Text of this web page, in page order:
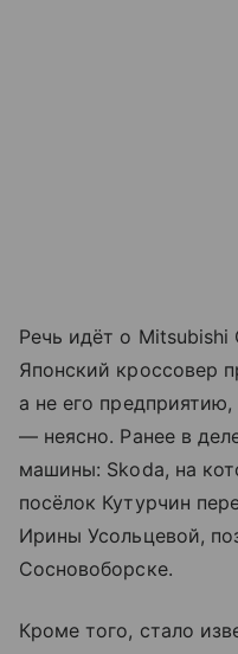
Речь идёт о Mitsubishi
Японский кроссовер
а не его
— неясно. Ранее в
машины: Skoda, на
посёлок Кутурчин
Ирины Усольцевой,
Сосновоборске.
Кроме того, стало